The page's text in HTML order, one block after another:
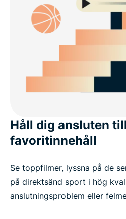
Håll dig ansluten
favoritinnehåll
Se toppfilmer, lyssna på de
på direktsänd sport i hög
anslutningsproblem eller